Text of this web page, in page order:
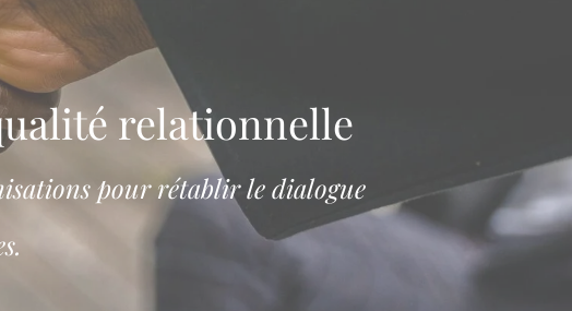
relationnelle
pour rétablir le dialogue